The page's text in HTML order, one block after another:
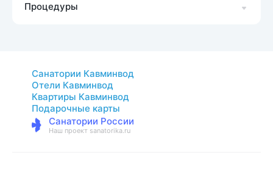
Процедуры
Санатории Кавминвод
Отели Кавминвод
Квартиры Кавминвод
Подарочные карты
Санатории России
Наш проект sanatorika.ru